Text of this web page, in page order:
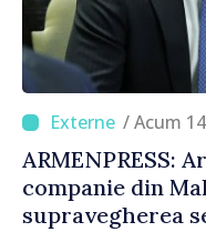
/ Acum
ARMENPRESS:
companie din
supravegherea